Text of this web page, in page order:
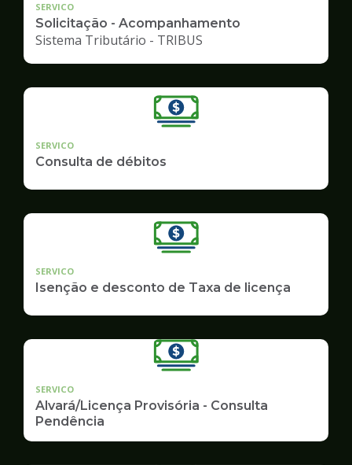
SERVICO
Solicitação - Acompanhamento
Sistema Tributário - TRIBUS
SERVICO
Consulta de débitos
SERVICO
Isenção e desconto de Taxa de licença
SERVICO
Alvará/Licença Provisória - Consulta
Pendência